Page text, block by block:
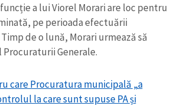
a lui Viorel Morari are loc pentru
pe perioada efectuării
de o lună, Morari urmează să
Generale.
care Procuratura municipală „a
la care sunt supuse PA și